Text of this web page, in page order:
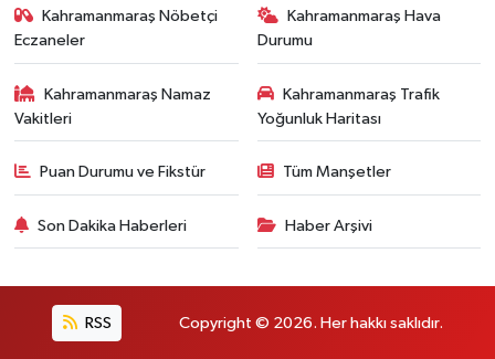
Kahramanmaraş Nöbetçi
Eczaneler
Kahramanmaraş Hava
Durumu
Kahramanmaraş Namaz
Vakitleri
Kahramanmaraş Trafik
Yoğunluk Haritası
Puan Durumu ve Fikstür Tüm Manşetler
Son Dakika Haberleri Haber Arşivi
RSS Copyright © 2026. Her hakkı saklıdır.